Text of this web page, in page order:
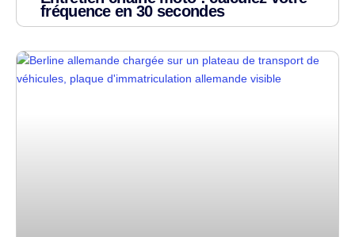
fréquence en 30 secondes